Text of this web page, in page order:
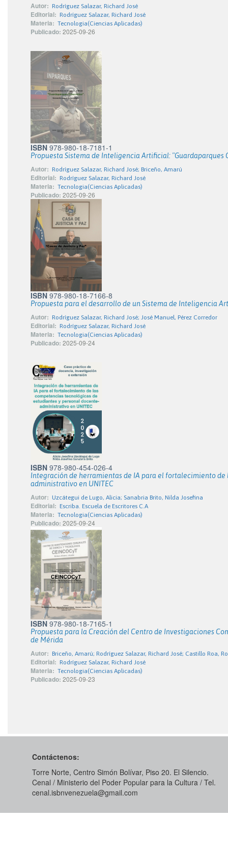
Autor: Rodríguez Salazar, Richard José
Editorial: Rodríguez Salazar, Richard José
Materia: Tecnologia(Ciencias Aplicadas)
Publicado: 2025-09-26
ISBN 978-980-18-7181-1
Propuesta Sistema de Inteligencia Artificial: "Guardaparques
Autor: Rodríguez Salazar, Richard José; Briceño, Amarú
Editorial: Rodríguez Salazar, Richard José
Materia: Tecnologia(Ciencias Aplicadas)
Publicado: 2025-09-26
ISBN 978-980-18-7166-8
Propuesta para el desarrollo de un Sistema de Inteligencia
Autor: Rodríguez Salazar, Richard José; José Manuel, Pérez Corredor
Editorial: Rodríguez Salazar, Richard José
Materia: Tecnologia(Ciencias Aplicadas)
Publicado: 2025-09-24
ISBN 978-980-454-026-4
Integración de herramientas de IA para el fortalecimiento
administrativo en UNITEC
Autor: Uzcátegui de Lugo, Alicia; Sanabria Brito, Nilda Josefina
Editorial: Escriba. Escuela de Escritores C.A
Materia: Tecnologia(Ciencias Aplicadas)
Publicado: 2025-09-24
ISBN 978-980-18-7165-1
Propuesta para la Creación del Centro de Investigaciones
de Mérida
Autor: Briceño, Amarú; Rodríguez Salazar, Richard José; Castillo Roa,
Editorial: Rodríguez Salazar, Richard José
Materia: Tecnologia(Ciencias Aplicadas)
Publicado: 2025-09-23
Contáctenos:
Torre Norte, Centro Simón Bolívar, Piso 20. El Silencio.
Cenal / Ministerio del Poder Popular para la Cultura / Tel.
cenal.isbnvenezuela@gmail.com